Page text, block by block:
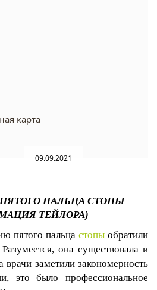
карта
09.09.2021
ПАЛЬЦА СТОПЫ
ТЕЙЛОРА)
пятого пальца стопы обратили
она существовала и
врачи заметили закономерность
это было профессиональное